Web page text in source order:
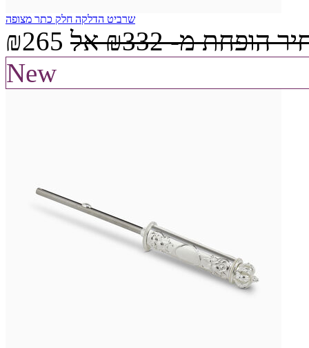
שרביט הדלקה חלק כתר מצופה
₪265 הופחת מ-₪332 אל
New